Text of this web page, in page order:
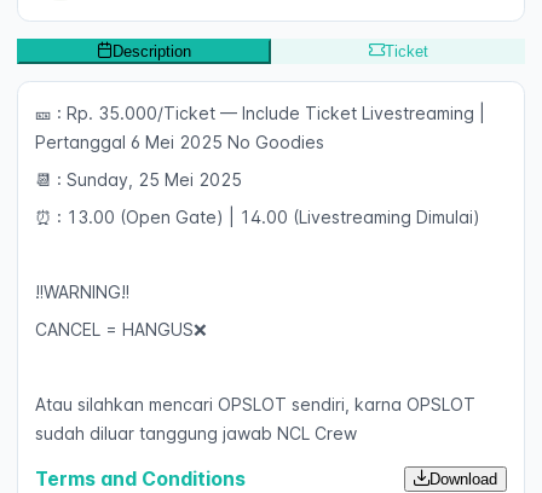
Description Ticket
🎫 : Rp. 35.000/Ticket — Include Ticket Livestreaming |
Pertanggal 6 Mei 2025 No Goodies
📆 : Sunday, 25 Mei 2025
⏰ : 13.00 (Open Gate) | 14.00 (Livestreaming Dimulai)
‼️WARNING‼️
CANCEL = HANGUS❌️
Atau silahkan mencari OPSLOT sendiri, karna OPSLOT
sudah diluar tanggung jawab NCL Crew
Terms and Conditions Download